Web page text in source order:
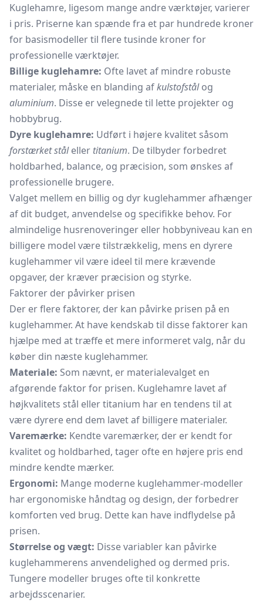
Kuglehamre, ligesom mange andre værktøjer, varierer
i pris. Priserne kan spænde fra et par hundrede kroner
for basismodeller til flere tusinde kroner for
professionelle værktøjer.
Billige kuglehamre: Ofte lavet af mindre robuste
materialer, måske en blanding afkulstofstålog
aluminium. Disse er velegnede til lette projekter og
hobbybrug.
Dyre kuglehamre: Udført i højere kvalitet såsom
forstærket ståleller titanium. De tilbyder forbedret
holdbarhed, balance, og præcision, som ønskes af
professionelle brugere.
Valget mellem en billig og dyr kuglehammer afhænger
af dit budget, anvendelse og specifikke behov. For
almindelige husrenoveringer eller hobbyniveau kan en
billigere model være tilstrækkelig, mens en dyrere
kuglehammer vil være ideel til mere krævende
opgaver, der kræver præcision og styrke.
Faktorer der påvirker prisen
Der er flere faktorer, der kan påvirke prisen på en
kuglehammer. At have kendskab til disse faktorer kan
hjælpe med at træffe et mere informeret valg, når du
køber din næste kuglehammer.
Materiale: Som nævnt, er materialevalget en
afgørende faktor for prisen. Kuglehamre lavet af
højkvalitets stål eller titanium har en tendens til at
være dyrere end dem lavet af billigere materialer.
Varemærke: Kendte varemærker, der er kendt for
kvalitet og holdbarhed, tager ofte en højere pris end
mindre kendte mærker.
Ergonomi: Mange moderne kuglehammer-modeller
har ergonomiske håndtag og design, der forbedrer
komforten ved brug. Dette kan have indflydelse på
prisen.
Størrelse og vægt: Disse variabler kan påvirke
kuglehammerens anvendelighed og dermed pris.
Tungere modeller bruges ofte til konkrette
arbejdsscenarier.